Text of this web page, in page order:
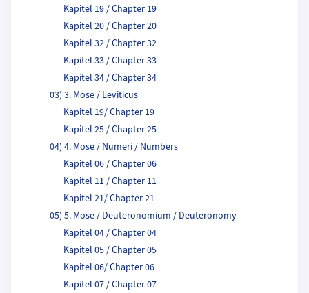
Kapitel 19 / Chapter 19
Kapitel 20 / Chapter 20
Kapitel 32 / Chapter 32
Kapitel 33 / Chapter 33
Kapitel 34 / Chapter 34
03) 3. Mose / Leviticus
Kapitel 19/ Chapter 19
Kapitel 25 / Chapter 25
04) 4. Mose / Numeri / Numbers
Kapitel 06 / Chapter 06
Kapitel 11 / Chapter 11
Kapitel 21/ Chapter 21
05) 5. Mose / Deuteronomium / Deuteronomy
Kapitel 04 / Chapter 04
Kapitel 05 / Chapter 05
Kapitel 06/ Chapter 06
Kapitel 07 / Chapter 07